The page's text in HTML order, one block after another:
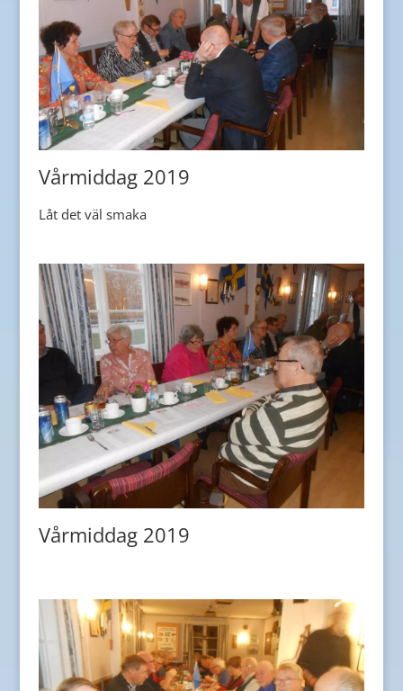
Vårmiddag 2019
Låt det väl smaka
Vårmiddag 2019